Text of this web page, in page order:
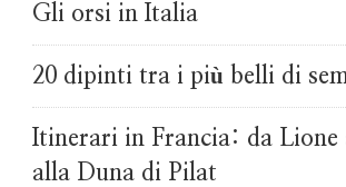
Gli orsi in Italia
20 dipinti tra i più belli di
Itinerari in Francia: da Lione
alla Duna di Pilat